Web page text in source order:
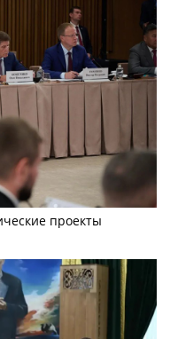
проекты